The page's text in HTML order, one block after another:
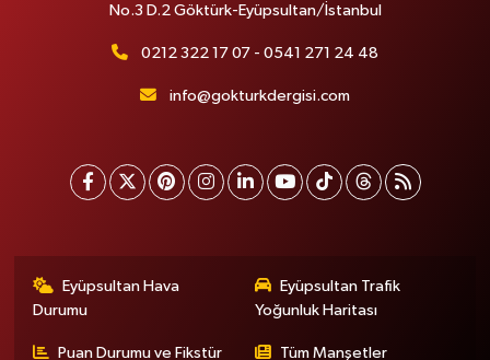
No.3 D.2 Göktürk-Eyüpsultan/İstanbul
0212 322 17 07 - 0541 271 24 48
info@gokturkdergisi.com
Eyüpsultan Hava
Durumu
Eyüpsultan Trafik
Yoğunluk Haritası
Puan Durumu ve Fikstür Tüm Manşetler